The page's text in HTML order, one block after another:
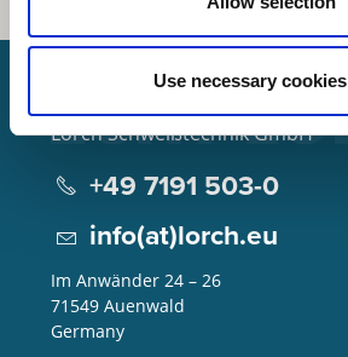
Use necessary
Lorch Schweißtechnik GmbH
+49 7191 503-0
info(at)lorch.eu
Im Anwänder 24 – 26
71549 Auenwald
Germany